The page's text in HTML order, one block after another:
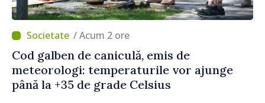
/ Acum 2 ore
Cod galben de caniculă, emis de
meteorologi: temperaturile vor ajunge
până la +35 de grade Celsius